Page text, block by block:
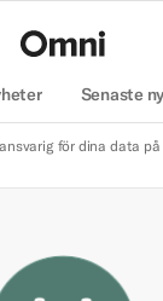
Senaste
för dina data